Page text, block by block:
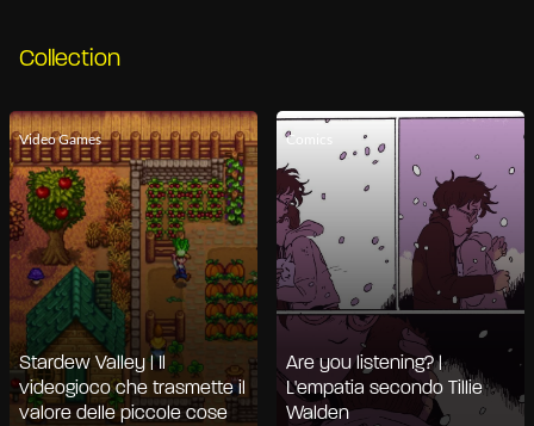
Collection
Video Games
Stardew Valley | Il
videogioco che trasmette il
valore delle piccole cose
Comics
Are you listening? |
L'empatia secondo Tillie
Walden